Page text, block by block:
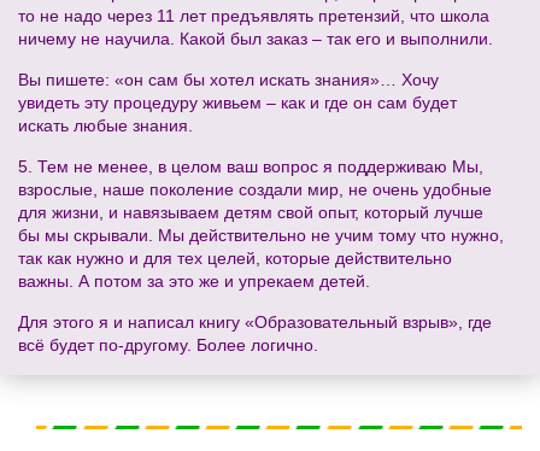
то не надо через 11 лет предъявлять претензий, что школа
ничему не научила. Какой был заказ – так его и выполнили.
Вы пишете: «он сам бы хотел искать знания»… Хочу
увидеть эту процедуру живьем – как и где он сам будет
искать любые знания.
5. Тем не менее, в целом ваш вопрос я поддерживаю Мы,
взрослые, наше поколение создали мир, не очень удобные
для жизни, и навязываем детям свой опыт, который лучше
бы мы скрывали. Мы действительно не учим тому что нужно,
так как нужно и для тех целей, которые действительно
важны. А потом за это же и упрекаем детей.
Для этого я и написал книгу «Образовательный взрыв», где
всё будет по-другому. Более логично.